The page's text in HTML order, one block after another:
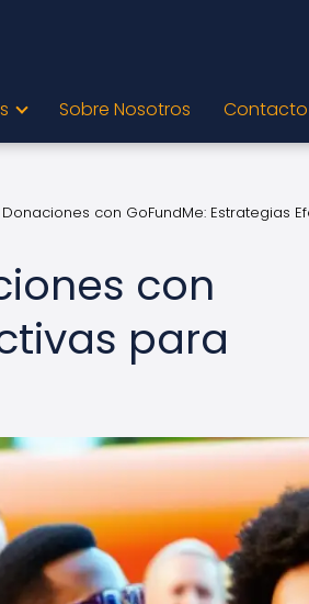
Sobre Nosotros Contacto
con GoFundMe: Estrategias
con
para